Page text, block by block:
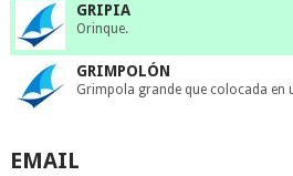
GRIPIA
Orinque.
GRIMPOLÓN
Grimpola grande que colocada en
EMAIL